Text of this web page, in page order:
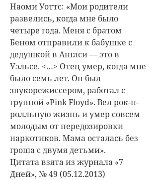
Наоми Уоттс: «Мои родители
развелись, когда мне было
четыре года. Меня с братом
Беном отправили к бабушке с
дедушкой в Англси — это в
Уэльсе. <…> Отец умер, когда мне
было семь лет. Он был
звукорежиссером, работал с
группой «Pink Floyd». Вел рок-н-
ролльную жизнь и умер совсем
молодым от передозировки
наркотиков. Мама осталась без
гроша с двумя детьми».
Цитата взята из журнала «7
Дней», № 49 (05.12.2013)